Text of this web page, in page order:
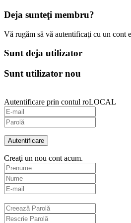
Deja sunteţi membru?
Vă rugăm să vă autentificaţi cu un cont
Sunt deja utilizator
Sunt utilizator nou
Autentificare prin contul roLOCAL
Autentificare
Creaţi un nou cont acum.